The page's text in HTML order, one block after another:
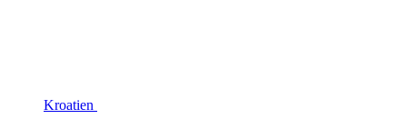
Kroatien